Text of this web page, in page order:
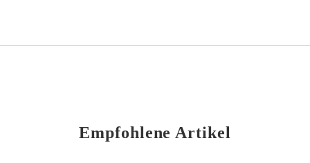
Empfohlene Artikel